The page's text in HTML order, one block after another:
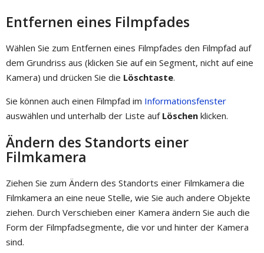
Entfernen eines Filmpfades
Wählen Sie zum Entfernen eines Filmpfades den Filmpfad auf
dem Grundriss aus (klicken Sie auf ein Segment, nicht auf eine
Kamera) und drücken Sie die Löschtaste.
Sie können auch einen Filmpfad im Informationsfenster
auswählen und unterhalb der Liste auf Löschen klicken.
Ändern des Standorts einer
Filmkamera
Ziehen Sie zum Ändern des Standorts einer Filmkamera die
Filmkamera an eine neue Stelle, wie Sie auch andere Objekte
ziehen. Durch Verschieben einer Kamera ändern Sie auch die
Form der Filmpfadsegmente, die vor und hinter der Kamera
sind.